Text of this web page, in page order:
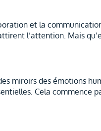
et la
l’attention. Mais
miroirs des émotions
Cela commence